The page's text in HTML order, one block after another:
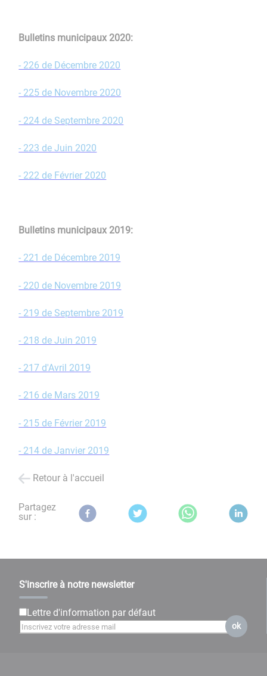
Bulletins municipaux 2020:
- 226 de Décembre 2020
- 225 de Novembre 2020
- 224 de Septembre 2020
- 223 de Juin 2020
- 222 de Février 2020
Bulletins municipaux 2019:
- 221 de Décembre 2019
- 220 de Novembre 2019
- 219 de Septembre 2019
- 218 de Juin 2019
- 217 d'Avril 2019
- 216 de Mars 2019
- 215 de Février 2019
- 214 de Janvier 2019
Retour à l'accueil
Partagez
sur :
S'inscrire à notre newsletter
Lettre d'information par défaut
ok